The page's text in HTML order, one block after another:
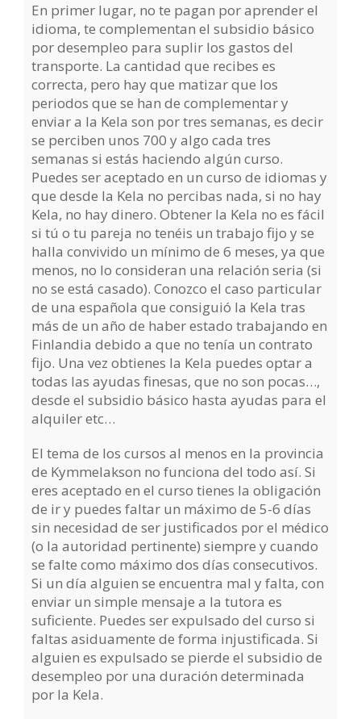
En primer lugar, no te pagan por aprender el
idioma, te complementan el subsidio básico
por desempleo para suplir los gastos del
transporte. La cantidad que recibes es
correcta, pero hay que matizar que los
periodos que se han de complementar y
enviar a la Kela son por tres semanas, es decir
se perciben unos 700 y algo cada tres
semanas si estás haciendo algún curso.
Puedes ser aceptado en un curso de idiomas y
que desde la Kela no percibas nada, si no hay
Kela, no hay dinero. Obtener la Kela no es fácil
si tú o tu pareja no tenéis un trabajo fijo y se
halla convivido un mínimo de 6 meses, ya que
menos, no lo consideran una relación seria (si
no se está casado). Conozco el caso particular
de una española que consiguió la Kela tras
más de un año de haber estado trabajando en
Finlandia debido a que no tenía un contrato
fijo. Una vez obtienes la Kela puedes optar a
todas las ayudas finesas, que no son pocas…,
desde el subsidio básico hasta ayudas para el
alquiler etc…
El tema de los cursos al menos en la provincia
de Kymmelakson no funciona del todo así. Si
eres aceptado en el curso tienes la obligación
de ir y puedes faltar un máximo de 5-6 días
sin necesidad de ser justificados por el médico
(o la autoridad pertinente) siempre y cuando
se falte como máximo dos días consecutivos.
Si un día alguien se encuentra mal y falta, con
enviar un simple mensaje a la tutora es
suficiente. Puedes ser expulsado del curso si
faltas asiduamente de forma injustificada. Si
alguien es expulsado se pierde el subsidio de
desempleo por una duración determinada
por la Kela.